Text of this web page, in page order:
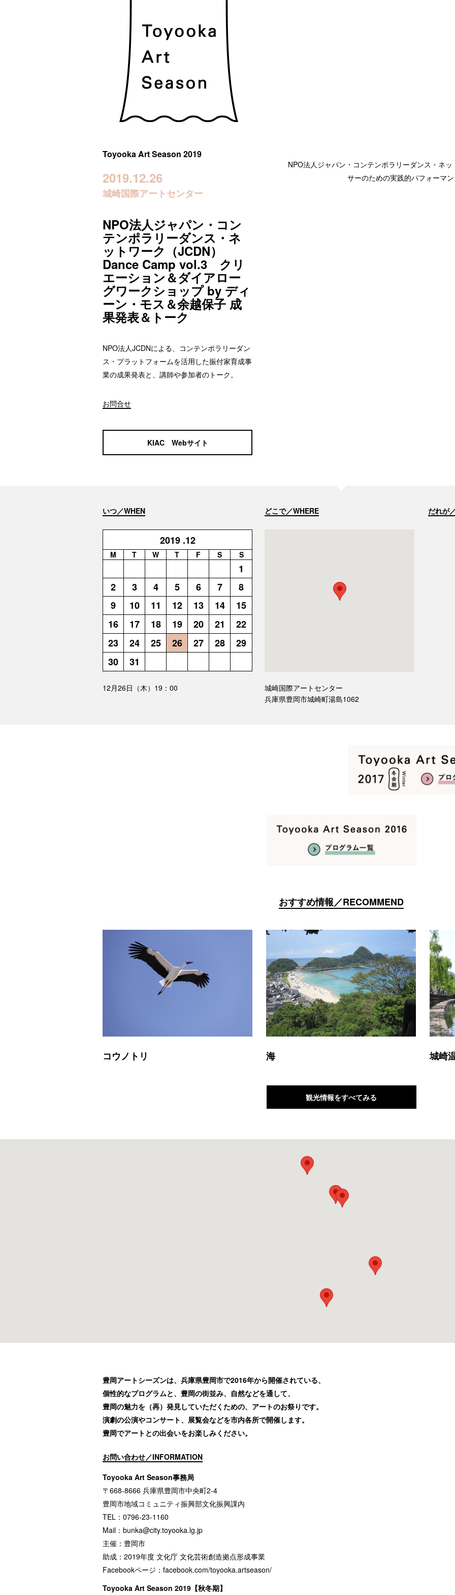
Toyooka Art Season 2019
2019.12.26
城崎国際アートセンター
NPO法人ジャパン・コン
テンポラリーダンス・ネ
ットワーク（JCDN）
Dance Camp vol.3 クリ
エーション＆ダイアロー
グワークショップ by ディ
ーン・モス＆余越保子 成
果発表＆トーク
NPO法人JCDNによる、コンテンポラリーダン
ス・プラットフォームを活用した振付家育成事
業の成果発表と、講師や参加者のトーク。
お問合せ
KIAC Webサイト
NPO法人ジャパン・コンテンポラリーダンス・ネ
サーのための実践的パフォーマ
いつ／WHEN
2019 .12
M T W T F S S
1
2
3 4 5 6 7
8
9
10 11 12 13 14
15
16
17 18 19 20 21
22
23
24 25 26 27 28
29
30
31
12月26日（木）19：00
どこで／WHERE
城崎国際アートセンター
兵庫県豊岡市城崎町湯島1062
だれが
おすすめ情報／RECOMMEND
コウノトリ 海 城崎
観光情報をすべてみる
豊岡アートシーズンは、兵庫県豊岡市で2016年から開催されている、
個性的なプログラムと、豊岡の街並み、自然などを通して、
豊岡の魅力を（再）発見していただくための、アートのお祭りです。
演劇の公演やコンサート、展覧会などを市内各所で開催します。
豊岡でアートとの出会いをお楽しみください。
お問い合わせ／INFORMATION
Toyooka Art Season事務局
〒668-8666 兵庫県豊岡市中央町2-4
豊岡市地域コミュニティ振興部文化振興課内
TEL：0796-23-1160
Mail： bunka@city.toyooka.lg.jp
主催：豊岡市
助成：2019年度 文化庁 文化芸術創造拠点形成事業
Facebookページ： facebook.com/toyooka.artseason/
Toyooka Art Season 2019【秋冬期】